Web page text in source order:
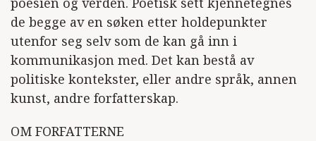
de begge av en søken etter holdepunkter
utenfor seg selv som de kan gå inn i
kommunikasjon med. Det kan bestå av
politiske kontekster, eller andre språk, annen
kunst, andre forfatterskap.
OM FORFATTERNE